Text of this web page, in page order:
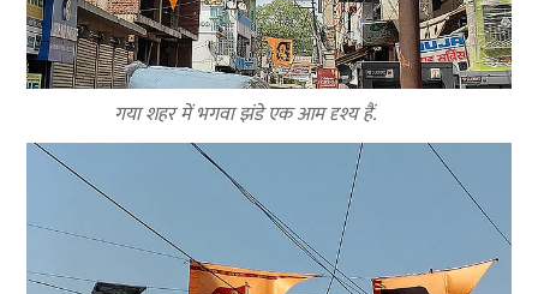
गया शहर में भगवा झंडे एक आम दृश्य हैं.